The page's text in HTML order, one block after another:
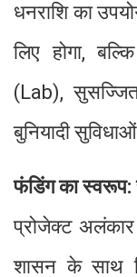
धनराशि का
लिए होगा,
(Lab),
बुनियादी
फंडिंग का स्वरूप:
प्रोजेक्ट
शासन के साथ